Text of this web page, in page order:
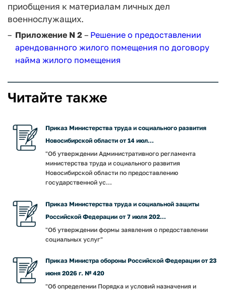
приобщения к материалам личных дел
военнослужащих.
Приложение N 2 – Решение о предоставлении
арендованного жилого помещения по договору
найма жилого помещения
Читайте также
Приказ Министерства труда и социального развития
Новосибирской области от 14 июл...
"Об утверждении Административного регламента
министерства труда и социального развития
Новосибирской области по предоставлению
государственной ус...
Приказ Министерства труда и социальной защиты
Российской Федерации от 7 июля 202...
"Об утверждении формы заявления о предоставлении
социальных услуг"
Приказ Министра обороны Российской Федерации от 23
июня 2026 г. № 420
"Об определении Порядка и условий назначения и